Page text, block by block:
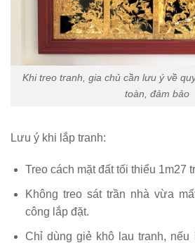
Khi treo tranh, gia chủ cần lưu ý về
toàn, đảm bảo
Lưu ý khi lắp tranh:
Treo cách mặt đất tối thiểu 1m27
Không treo sát trần nhà vừa
công lắp đặt.
Chỉ dùng giẻ khô lau tranh, nếu